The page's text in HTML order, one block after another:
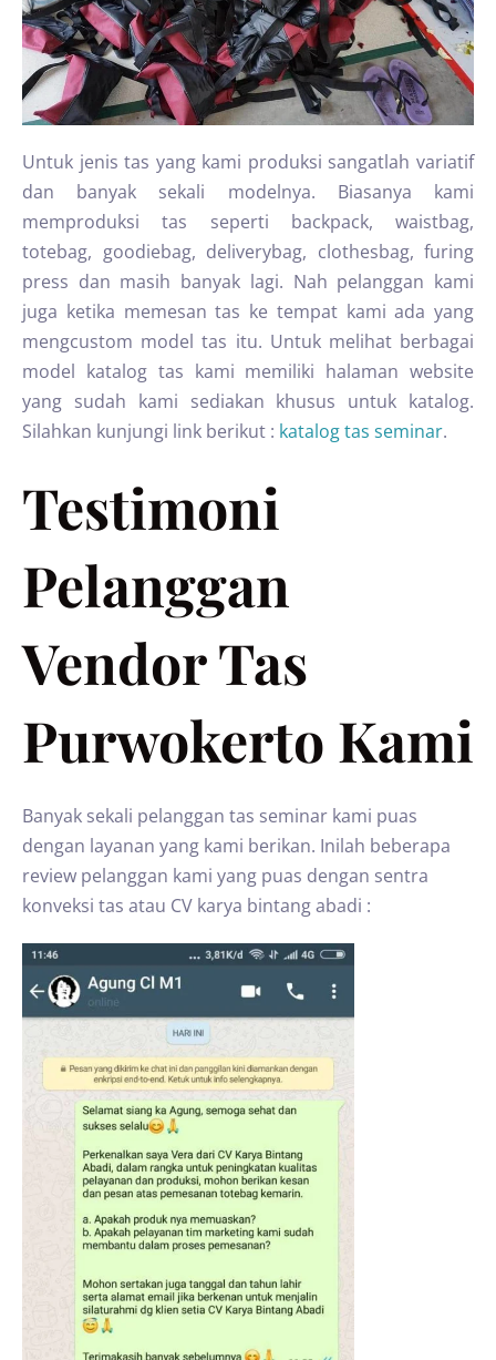
Untuk jenis tas yang kami produksi sangatlah variatif
dan banyak sekali modelnya. Biasanya kami
memproduksi tas seperti backpack, waistbag,
totebag, goodiebag, deliverybag, clothesbag, furing
press dan masih banyak lagi. Nah pelanggan kami
juga ketika memesan tas ke tempat kami ada yang
mengcustom model tas itu. Untuk melihat berbagai
model katalog tas kami memiliki halaman website
yang sudah kami sediakan khusus untuk katalog.
Silahkan kunjungi link berikut : katalog tas seminar.
Testimoni
Pelanggan
Vendor Tas
Purwokerto Kami
Banyak sekali pelanggan tas seminar kami puas
dengan layanan yang kami berikan. Inilah beberapa
review pelanggan kami yang puas dengan sentra
konveksi tas atau CV karya bintang abadi :